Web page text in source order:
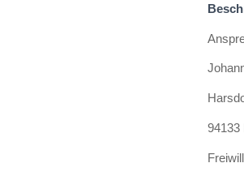
94133